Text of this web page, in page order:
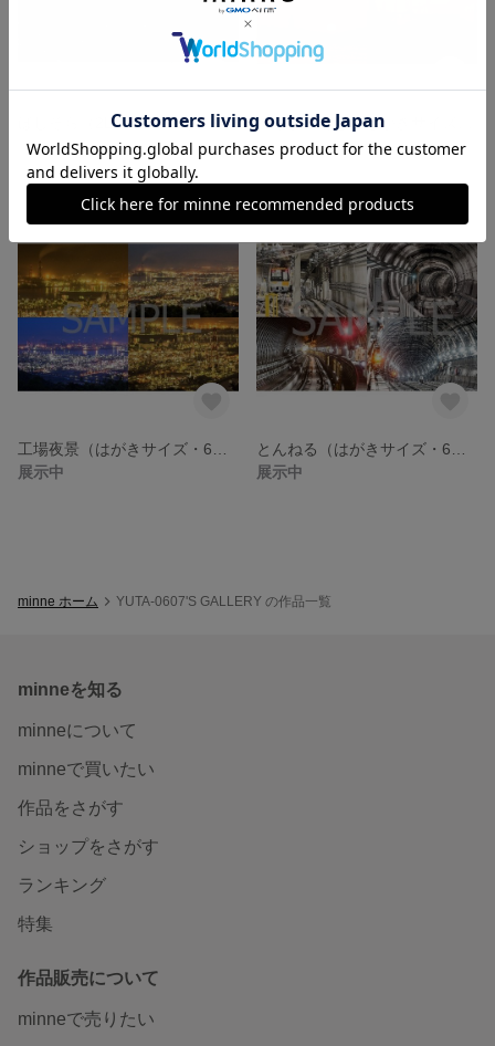
ほしぞら（2Lサイズ・2枚セット）
展示中
展示中
展示中
展示中
minne ホーム YUTA-0607'S GALLERY の作品一覧
minneを知る
minneについて
minneで買いたい
作品をさがす
ショップをさがす
ランキング
特集
作品販売について
minneで売りたい